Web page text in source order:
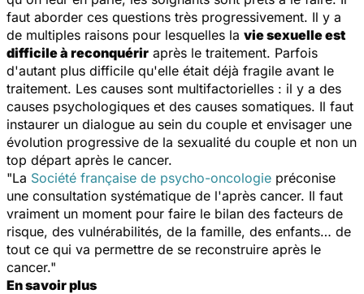
faut aborder ces questions très progressivement. Il y a
de multiples raisons pour lesquelles la vie sexuelle est
difficile à reconquérir après le traitement. Parfois
d'autant plus difficile qu'elle était déjà fragile avant le
traitement. Les causes sont multifactorielles : il y a des
causes psychologiques et des causes somatiques. Il faut
instaurer un dialogue au sein du couple et envisager une
évolution progressive de la sexualité du couple et non un
top départ après le cancer.
"La Société française de psycho-oncologie préconise
une consultation systématique de l'après cancer. Il faut
vraiment un moment pour faire le bilan des facteurs de
risque, des vulnérabilités, de la famille, des enfants… de
tout ce qui va permettre de se reconstruire après le
cancer."
En savoir plus